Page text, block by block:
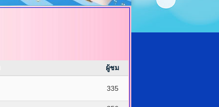
ผู้ชม
335